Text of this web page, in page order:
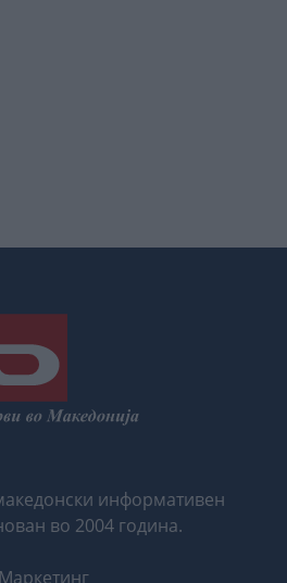
информативен
во 2004 година.
Маркетинг